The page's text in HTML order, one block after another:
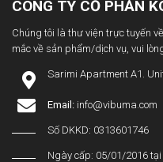
CÔNG TY CỔ PHẦN
Chúng tôi là thư viện trực tuyến
mắc về sản phẩm/dịch vụ, vui
Sarimi Apartment A1.
Email: info@vibuma.com
Số DKKD: 0313601746
Ngày cấp: 05/01/2016